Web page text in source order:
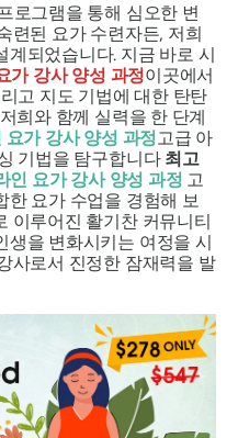
로그램을 통해 심오한 변
련된 요가 수련자든, 저희
계되었습니다. 지금 바로 시
가 강사 양성 과정이곳에서
고 지도 기법에 대한 탄탄
희와 함께 실력을 한 단계
가 강사 양성 과정고급 아
기법을 탐구합니다 최고
인 요가 강사 양성 과정 고
한 요가 수업을 경험해 보
이루어진 활기찬 커뮤니티
생을 변화시키는 여정을 시
사로서 진정한 잠재력을 발